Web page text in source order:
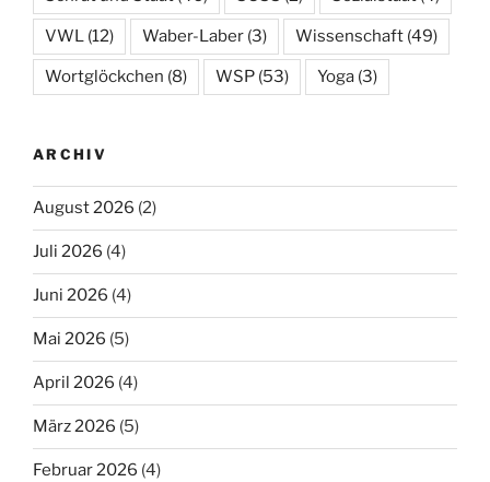
VWL (12) Waber-Laber (3) Wissenschaft (49)
Wortglöckchen (8) WSP (53) Yoga (3)
ARCHIV
August 2026 (2)
Juli 2026 (4)
Juni 2026 (4)
Mai 2026 (5)
April 2026 (4)
März 2026 (5)
Februar 2026 (4)